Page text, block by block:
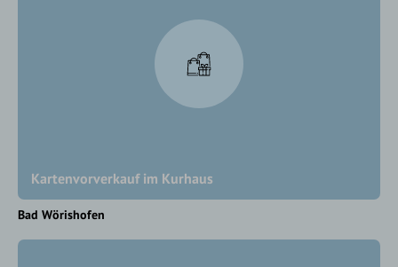
Kartenvorverkauf im Kurhaus
Bad Wörishofen